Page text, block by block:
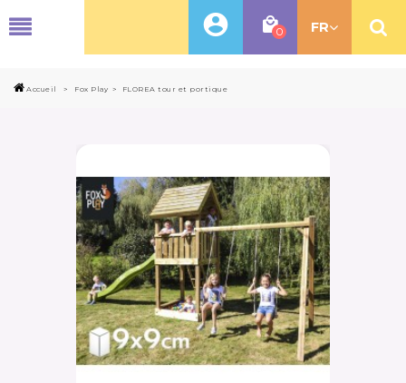
0 FR
Accueil > Fox Play > FLOREA tour et portique